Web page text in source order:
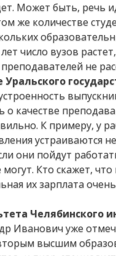
Может быть, речь
же количестве
число вузов
не
о качестве
К примеру, у
устраиваются
они пойдут
Кто скажет,
их зарплата
Челябинского
Иванович уже
высшим